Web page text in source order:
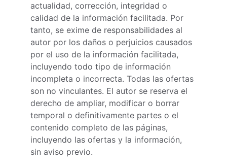
actualidad, corrección, integridad o
calidad de la información facilitada. Por
tanto, se exime de responsabilidades al
autor por los daños o perjuicios causados
por el uso de la información facilitada,
incluyendo todo tipo de información
incompleta o incorrecta. Todas las ofertas
son no vinculantes. El autor se reserva el
derecho de ampliar, modificar o borrar
temporal o definitivamente partes o el
contenido completo de las páginas,
incluyendo las ofertas y la información,
sin aviso previo.